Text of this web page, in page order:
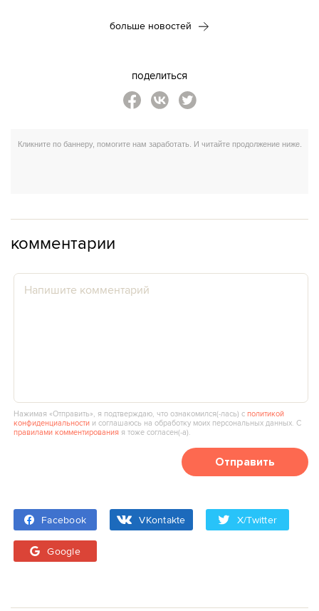
больше новостей
поделиться
комментарии
Нажимая «Отправить», я подтверждаю, что ознакомился(‑лась) сполитикой
конфиденциальности и соглашаюсь на обработку моих персональных данных. С
правилами комментирования я тоже согласен(‑а).
Отправить
Facebook VKontakte X/Twitter
Google